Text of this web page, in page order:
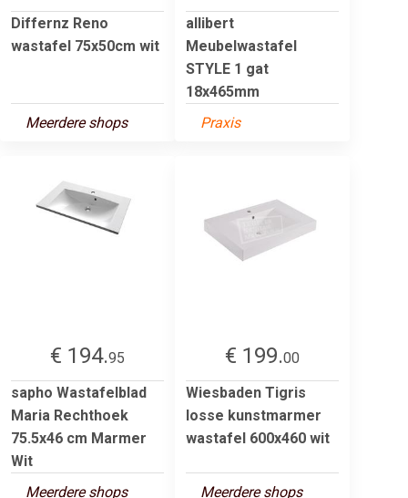
Differnz Reno
wastafel 75x50cm wit
Meerdere shops
allibert
Meubelwastafel
STYLE 1 gat
18x465mm
Praxis
€ 194.95
sapho Wastafelblad
Maria Rechthoek
75.5x46 cm Marmer
Wit
Meerdere shops
€ 199.00
Wiesbaden Tigris
losse kunstmarmer
wastafel 600x460 wit
Meerdere shops